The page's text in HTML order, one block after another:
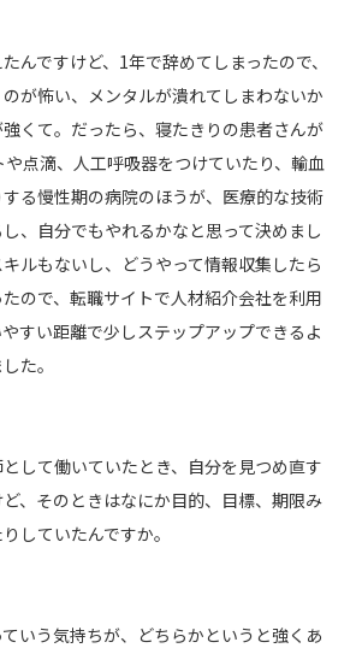
んですけど、1年で辞めてしまったので、
が怖い、メンタルが潰れてしまわないか
くて。だったら、寝たきりの患者さんが
や点滴、人工呼吸器をつけていたり、輸血
る慢性期の病院のほうが、医療的な技術
、自分でもやれるかなと思って決めまし
ルもないし、どうやって情報収集したら
ので、転職サイトで人材紹介会社を利用
すい距離で少しステップアップできるよ
た。
して働いていたとき、自分を見つめ直す
、そのときはなにか目的、目標、期限み
していたんですか。
いう気持ちが、どちらかというと強くあ